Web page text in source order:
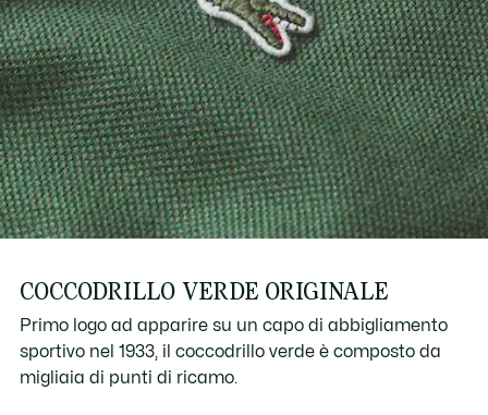
COCCODRILLO VERDE ORIGINALE
Primo logo ad apparire su un capo di abbigliamento
sportivo nel 1933, il coccodrillo verde è composto da
migliaia di punti di ricamo.